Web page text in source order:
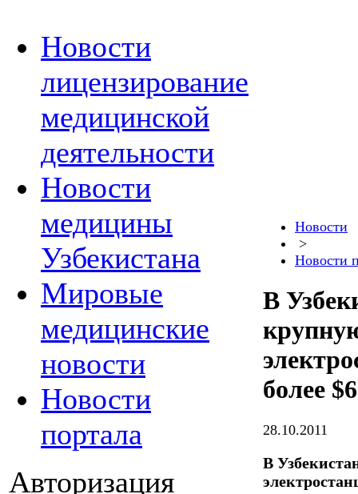
Новости
лицензирование
медицинской
деятельности
Новости
медицины
Узбекистана
Мировые
медицинские
новости
Новости
портала
Авторизация
Новости
>
Новости
В
более
28.10.2011
В